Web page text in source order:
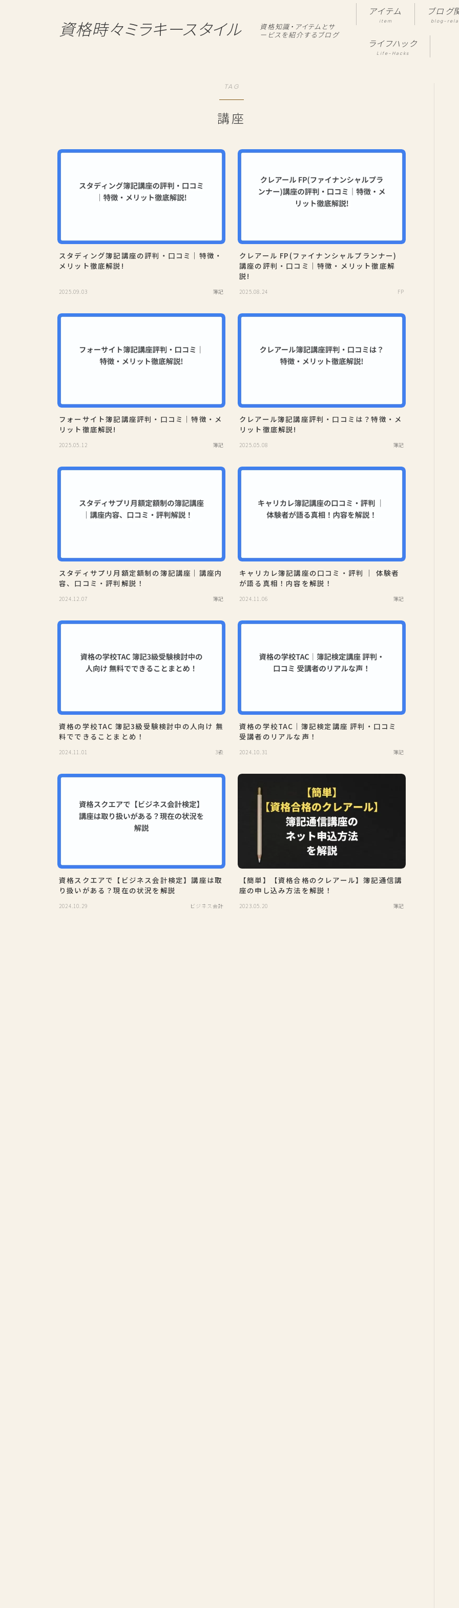
資格時々ミラキースタイル
資格知識・アイテムとサ
ービスを紹介するブログ
アイテム
item
ブログ
blog-
ライフハック
Life-Hacks
TAG
講座
スタディング簿記講座の評判・口コミ｜特徴・
メリット徹底解説!
2025.09.03 簿記
クレアール FP(ファイナンシャルプランナー)
講座の評判・口コミ｜特徴・メリット徹底解
説!
2025.08.24 FP
フォーサイト簿記講座評判・口コミ｜特徴・メ
リット徹底解説!
2025.05.12 簿記
クレアール簿記講座評判・口コミは？特徴・メ
リット徹底解説!
2025.05.08 簿記
スタディサプリ月額定額制の簿記講座｜講座内
容、口コミ・評判解説！
2024.12.07 簿記
キャリカレ簿記講座の口コミ・評判 ｜ 体験者
が語る真相！内容を解説！
2024.11.06 簿記
資格の学校TAC 簿記3級受験検討中の人向け 無
料でできることまとめ！
2024.11.01 3級
資格の学校TAC｜簿記検定講座 評判・口コミ
受講者のリアルな声！
2024.10.31 簿記
資格スクエアで【ビジネス会計検定】講座は取
り扱いがある？現在の状況を解説
2024.10.29 ビジネス会計
【簡単】【資格合格のクレアール】簿記通信講
座の申し込み方法を解説！
2023.05.20 簿記